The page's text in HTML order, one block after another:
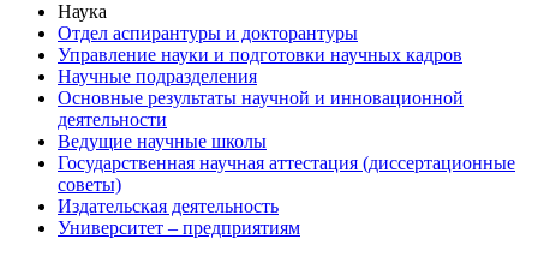
Наука
Отдел аспирантуры и докторантуры
Управление науки и подготовки научных кадров
Научные подразделения
Основные результаты научной и инновационной
деятельности
Ведущие научные школы
Государственная научная аттестация (диссертационные
советы)
Издательская деятельность
Университет – предприятиям